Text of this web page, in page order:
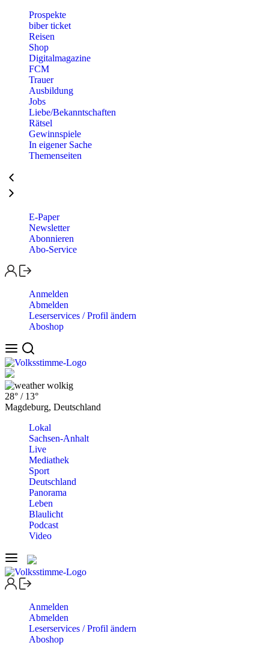
Prospekte
biber ticket
Reisen
Shop
Digitalmagazine
FCM
Trauer
Ausbildung
Jobs
Liebe/Bekanntschaften
Rätsel
Gewinnspiele
In eigener Sache
Themenseiten
E-Paper
Newsletter
Abonnieren
Abo-Service
Anmelden
Abmelden
Leserservices / Profil ändern
Aboshop
wolkig
28° / 13°
Magdeburg, Deutschland
Lokal
Sachsen-Anhalt
Live
Mediathek
Sport
Deutschland
Panorama
Leben
Blaulicht
Podcast
Video
Anmelden
Abmelden
Leserservices / Profil ändern
Aboshop